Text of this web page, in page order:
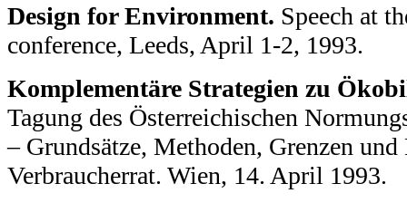
Design for Environment. Speech at
conference, Leeds, April 1-2, 1993.
Komplementäre Strategien zu
Tagung des Österreichischen
– Grundsätze, Methoden, Grenzen
Verbraucherrat. Wien, 14. April 1993.